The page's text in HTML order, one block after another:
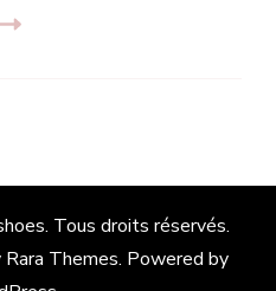
. Tous droits réservés.
Rara Themes. Powered by